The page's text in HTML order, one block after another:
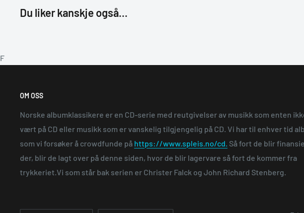
Du liker kanskje også...
F
OM OSS
Norske albumklassikere er en CD-serie med reutgivelser av musikk som enten
vært på CD eller musikk som er vanskelig tilgjengelig på CD. Vi har til enhver tid
som vi forsøker å crowdfunde på https://www.spleis.no/cd. Så fort de blir
der, blir de lagt over på denne siden, hvor de blir lagervare så fort de kommer fra
trykkeriet.Vi som står bak serien er Christer Falck og John Richard Stenberg.